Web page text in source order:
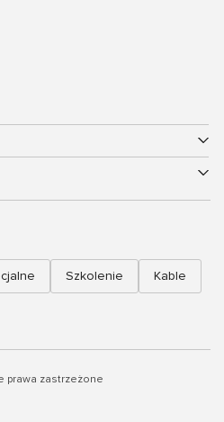
Szkolenie Kable
prawa zastrzeżone